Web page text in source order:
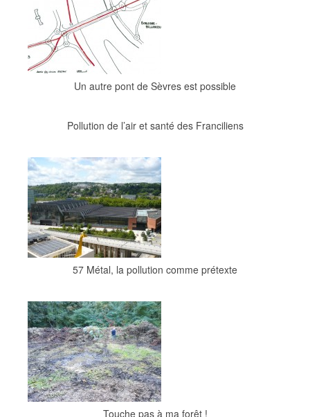
Un autre pont de Sèvres est possible
Pollution de l’air et santé des Franciliens
57 Métal, la pollution comme prétexte
Touche pas à ma forêt !